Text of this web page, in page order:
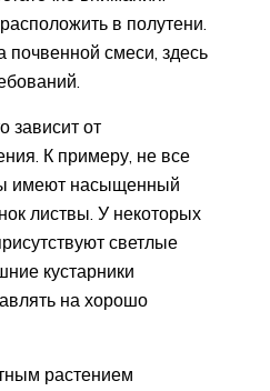
в полутени.
почвенной смеси, здесь
зависит от
К примеру, не все
имеют насыщенный
листвы. У некоторых
светлые
кустарники
на хорошо
растением